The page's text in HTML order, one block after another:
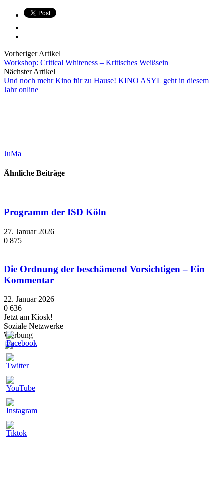
Vorheriger Artikel
Workshop: Critical Whiteness – Kritisches Weißsein
Nächster Artikel
Und noch mehr Kino für zu Hause! KINO ASYL geht in diesem
Jahr online
JuMa
Ähnliche Beiträge
Programm der ISD Köln
27. Januar 2026
0 875
Die Ordnung der beschämend Vorsichtigen – Ein
Kommentar
22. Januar 2026
0 636
Jetzt am Kiosk!
Soziale Netzwerke
Werbung